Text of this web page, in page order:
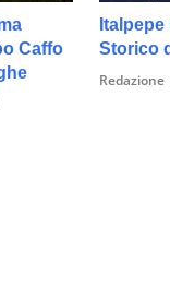
Caffo
Storico
Redazione